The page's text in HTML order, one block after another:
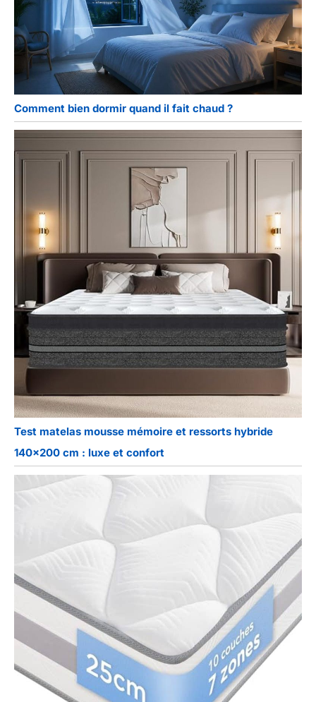
Comment bien dormir quand il fait chaud ?
Test matelas mousse mémoire et ressorts hybride
140×200 cm : luxe et confort